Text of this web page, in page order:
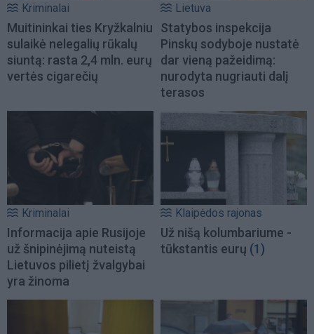
Kriminalai
Muitininkai ties Kryžkalniu
sulaikė nelegalių rūkalų
siuntą: rasta 2,4 mln. eurų
vertės cigarečių
Lietuva
Statybos inspekcija
Pinskų sodyboje nustatė
dar vieną pažeidimą:
nurodyta nugriauti dalį
terasos
Kriminalai
Informacija apie Rusijoje
už šnipinėjimą nuteistą
Lietuvos pilietį žvalgybai
yra žinoma
Klaipėdos rajonas
Už nišą kolumbariume -
tūkstantis eurų (1)